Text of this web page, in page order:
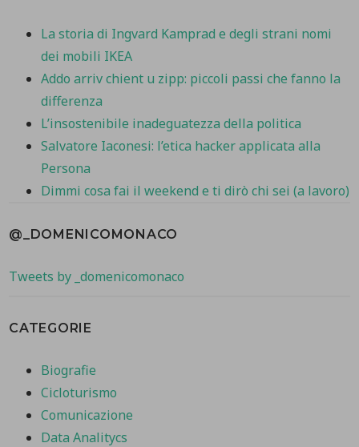
La storia di Ingvard Kamprad e degli strani nomi
dei mobili IKEA
Addo arriv chient u zipp: piccoli passi che fanno la
differenza
L’insostenibile inadeguatezza della politica
Salvatore Iaconesi: l’etica hacker applicata alla
Persona
Dimmi cosa fai il weekend e ti dirò chi sei (a lavoro)
@_DOMENICOMONACO
Tweets by _domenicomonaco
CATEGORIE
Biografie
Cicloturismo
Comunicazione
Data Analitycs